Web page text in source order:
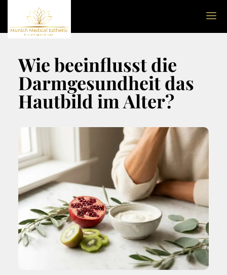
Wie beeinflusst die
Darmgesundheit das
Hautbild im Alter?